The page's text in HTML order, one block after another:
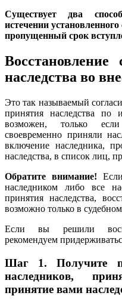
Существует два
истечении установленного
пропущенный срок
наследства во
Это так называемый
принятия наследства по
возможен, только
своевременно приняли
включение наследника,
наследства, в список лиц,
Обратите внимание!
наследником либо все
принятия наследства,
возможно только в
Если вы решили
рекомендуем
Шаг 1.Получите
наследников,
принятие вами